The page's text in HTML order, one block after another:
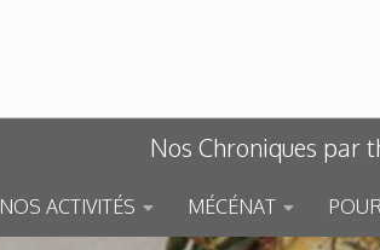
Nos Chroniques par
NOS ACTIVITÉS MÉCÉNAT